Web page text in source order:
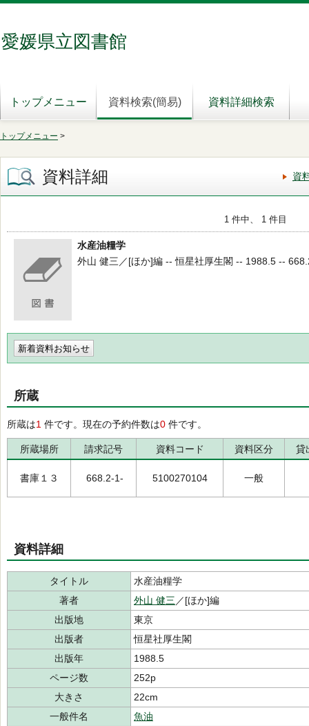
愛媛県立図書館
トップメニュー 資料検索(簡易) 資料詳細検索
トップメニュー >
資料詳細 資
1 件中、 1 件目
水産油糧学
外山 健三／[ほか]編 -- 恒星社厚生閣 -- 1988.5 --
新着資料お知らせ
所蔵
所蔵は1 件です。現在の予約件数は0 件です。
所蔵場所 請求記号 資料コード 資料区分 貸
書庫１３ 668.2-1- 5100270104 一般
資料詳細
タイトル
水産油糧学
著者
外山 健三 ／[ほか]編
出版地
東京
出版者
恒星社厚生閣
出版年
1988.5
ページ数
252p
大きさ
22cm
一般件名
魚油